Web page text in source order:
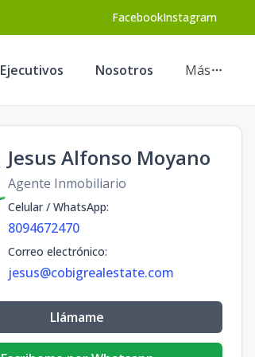
FacebookInstagram
Ejecutivos Nosotros Más
Jesus Alfonso Moyano
Agente Inmobiliario
Celular / WhatsApp:
8094672470
Correo electrónico:
jesus@cobigrealestate.com
Llámame